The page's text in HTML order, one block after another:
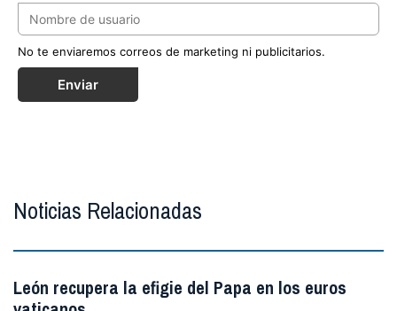
No te enviaremos correos de marketing ni publicitarios.
Enviar
Noticias Relacionadas
León recupera la efigie del Papa en los euros